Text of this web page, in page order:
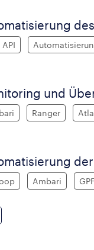
API
und
Ranger
Ambari